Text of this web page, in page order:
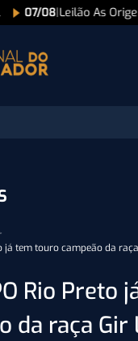
07/08|Leilão As
já tem touro campeão da
Rio Preto
da raça Gir